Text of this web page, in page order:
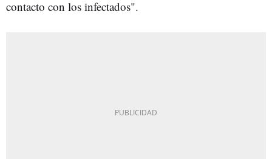
contacto con los infectados".